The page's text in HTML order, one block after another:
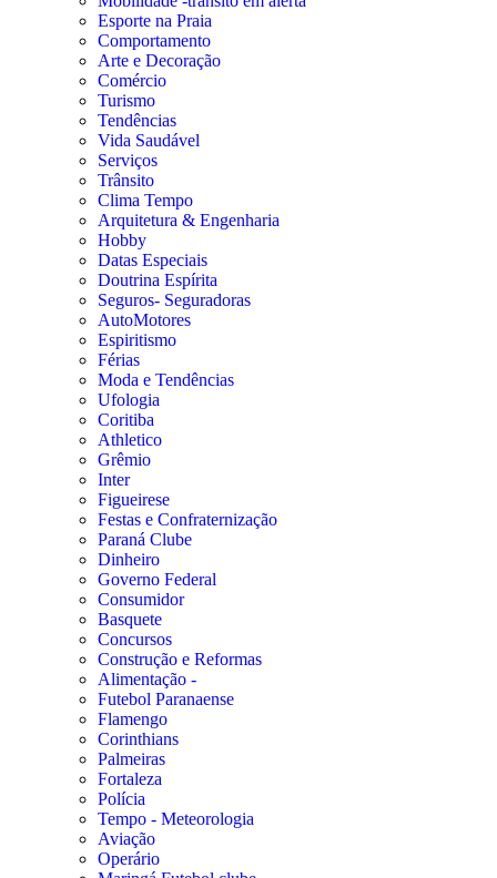
Esporte na Praia
Comportamento
Arte e Decoração
Comércio
Turismo
Tendências
Vida Saudável
Serviços
Trânsito
Clima Tempo
Arquitetura & Engenharia
Hobby
Datas Especiais
Doutrina Espírita
Seguros- Seguradoras
AutoMotores
Espiritismo
Férias
Moda e Tendências
Ufologia
Coritiba
Athletico
Grêmio
Inter
Figueirese
Festas e Confraternização
Paraná Clube
Dinheiro
Governo Federal
Consumidor
Basquete
Concursos
Construção e Reformas
Alimentação -
Futebol Paranaense
Flamengo
Corinthians
Palmeiras
Fortaleza
Polícia
Tempo - Meteorologia
Aviação
Operário